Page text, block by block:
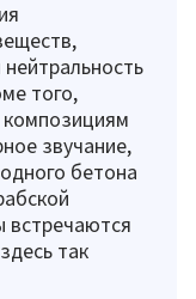
того,
звучание,
бетона
встречаются
так